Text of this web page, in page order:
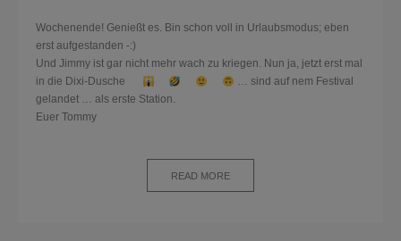
Wochenende! Genießt es. Bin schon voll in Urlaubsmodus; eben
erst aufgestanden -:)
Und Jimmy ist gar nicht mehr wach zu kriegen. Nun ja, jetzt erst mal
in die Dixi-Dusche
… sind auf nem Festival
gelandet … als erste Station.
Euer Tommy
READ MORE